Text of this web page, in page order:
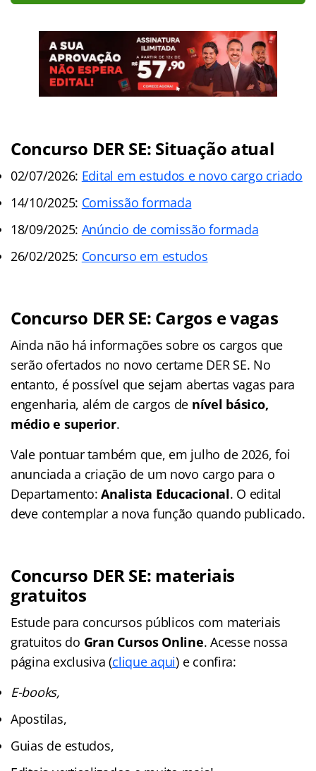
Concurso DER SE: Situação atual
02/07/2026: Edital em estudos e novo cargo criado
14/10/2025: Comissão formada
18/09/2025: Anúncio de comissão formada
26/02/2025: Concurso em estudos
Concurso DER SE: Cargos e vagas
Ainda não há informações sobre os cargos que
serão ofertados no novo certame DER SE. No
entanto, é possível que sejam abertas vagas para
engenharia, além de cargos de nível básico,
médio e superior.
Vale pontuar também que, em julho de 2026, foi
anunciada a criação de um novo cargo para o
Departamento:Analista Educacional. O edital
deve contemplar a nova função quando publicado.
Concurso DER SE: materiais
gratuitos
Estude para concursos públicos com materiais
gratuitos do Gran Cursos Online. Acesse nossa
página exclusiva (clique aqui) e confira:
E-books,
Apostilas,
Guias de estudos,